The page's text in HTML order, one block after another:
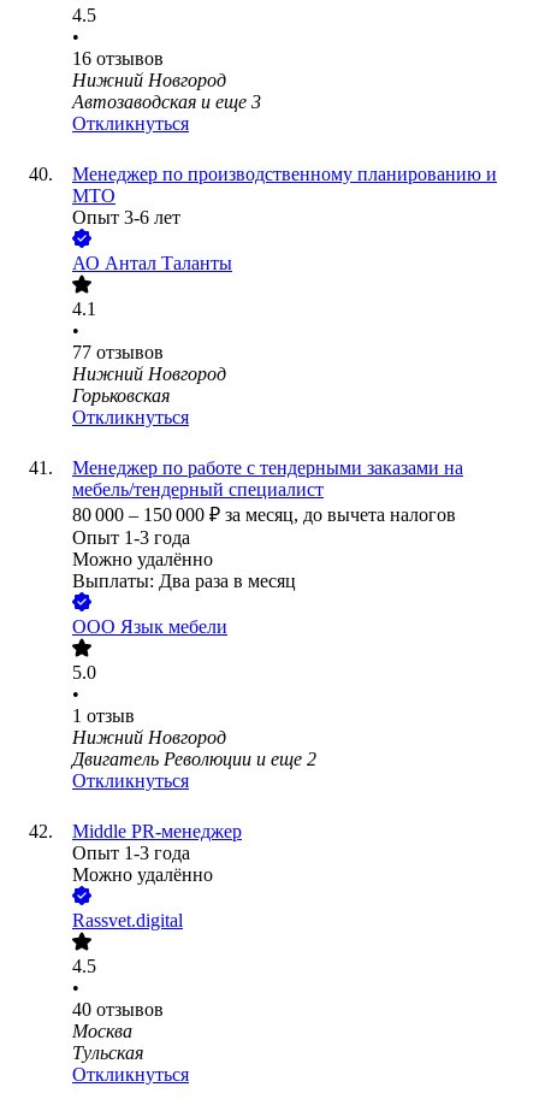
4.5
•
16 отзывов
Нижний Новгород
Автозаводская и еще 3
Откликнуться
Менеджер по производственному планированию и
МТО
Опыт 3-6 лет
АО Антал Таланты
4.1
•
77 отзывов
Нижний Новгород
Горьковская
Откликнуться
Менеджер по работе с тендерными заказами на
мебель/тендерный специалист
80 000 – 150 000 ₽ за месяц, до вычета налогов
Опыт 1-3 года
Можно удалённо
Выплаты: Два раза в месяц
ООО Язык мебели
5.0
•
1 отзыв
Нижний Новгород
Двигатель Революции и еще 2
Откликнуться
Middle PR-менеджер
Опыт 1-3 года
Можно удалённо
Rassvet.digital
4.5
•
40 отзывов
Москва
Тульская
Откликнуться